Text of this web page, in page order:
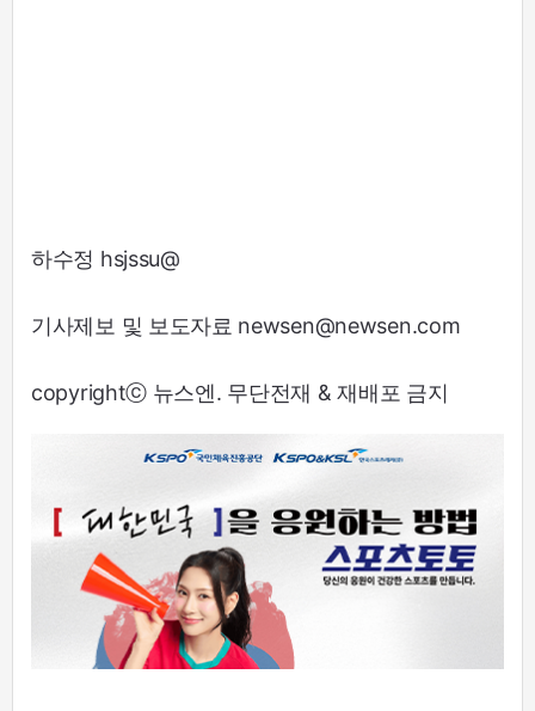
하수정 hsjssu@
기사제보 및 보도자료 newsen@newsen.com
copyrightⓒ 뉴스엔. 무단전재 & 재배포 금지